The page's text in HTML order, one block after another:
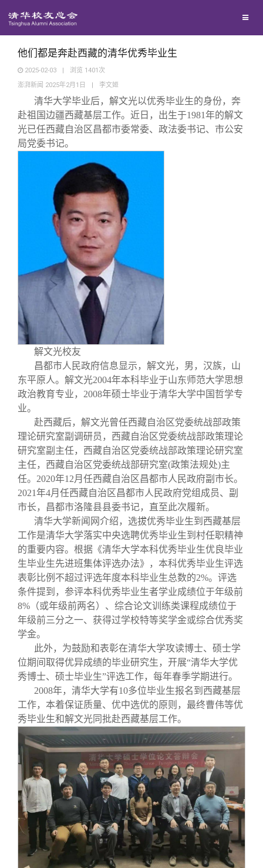
地区联络
年级联络
院系校友工作
兴趣群体
西南联大校友会
回馈母校
捐赠项目
捐赠新闻
捐赠方法
义工计划
媒体平台
《清华校友通讯》
我要订阅
新媒体平台
百年清华
清华故事
青春风采
校友文苑
校友讲坛
校友视界
终身学习
信息化服务
三创大赛
实用信息
校友总会
总会简介
会长致辞
总会章程
理事会名单
制度法规
关闭
他们都是奔赴西藏的清华优秀毕业生
2025-02-03 | 浏览 1401 次
澎湃新闻 2025年2月1日
| 李文姬
清华大学毕业后，解文光以优秀毕业生的身份，奔
赴祖国边疆西藏基层工作。近日，出生于1981年的解文
光已任西藏自治区昌都市委常委、政法委书记、市公安
局党委书记。
解文光校友
昌都市人民政府信息显示，解文光，男，汉族，山
东平原人。解文光2004年本科毕业于山东师范大学思想
政治教育专业，2008年硕士毕业于清华大学中国哲学专
业。
赴西藏后，解文光曾任西藏自治区党委统战部政策
理论研究室副调研员，西藏自治区党委统战部政策理论
研究室副主任，西藏自治区党委统战部政策理论研究室
主任，西藏自治区党委统战部研究室(政策法规处)主
任。2020年12月任西藏自治区昌都市人民政府副市长。
2021年4月任西藏自治区昌都市人民政府党组成员、副
市长，昌都市洛隆县县委书记，直至此次履新。
清华大学新闻网介绍，选拔优秀毕业生到西藏基层
工作是清华大学落实中央选聘优秀毕业生到村任职精神
的重要内容。根据《清华大学本科优秀毕业生优良毕业
生毕业生先进班集体评选办法》，本科优秀毕业生评选
表彰比例不超过评选年度本科毕业生总数的2%。评选
条件提到，参评本科优秀毕业生者学业成绩位于年级前
8%（或年级前两名）、综合论文训练类课程成绩位于
年级前三分之一、获得过学校特等奖学金或综合优秀奖
学金。
此外，为鼓励和表彰在清华大学攻读博士、硕士学
位期间取得优异成绩的毕业研究生，开展“清华大学优
秀博士、硕士毕业生”评选工作，每年春季学期进行。
2008年，清华大学有10多位毕业生报名到西藏基层
工作，本着保证质量、优中选优的原则，最终曹伟等优
秀毕业生和解文光同批赴西藏基层工作。